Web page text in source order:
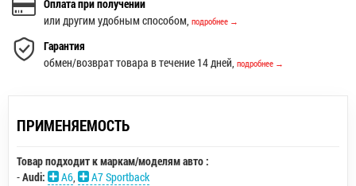
Оплата при получении
или другим удобным способом, подробнее →
Гарантия
обмен/возврат товара в течение 14 дней, подробнее →
ПРИМЕНЯЕМОСТЬ
Товар подходит к маркам/моделям авто :
-Audi: A6,
A7 Sportback